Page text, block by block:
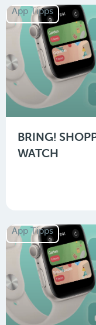
App Tipps
BRING!
WATCH
App Tipps